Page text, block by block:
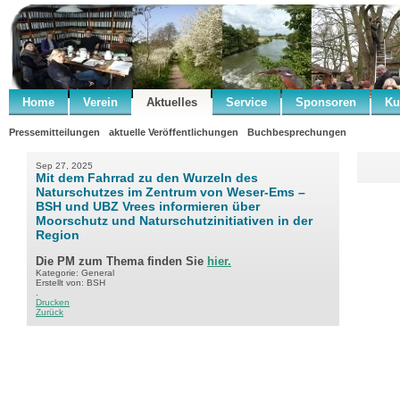
Home Verein Aktuelles Service Sponsoren
Pressemitteilungen aktuelle Veröffentlichungen Buchbesprechungen
Sep 27, 2025
Mit dem Fahrrad zu den Wurzeln des
Naturschutzes im Zentrum von Weser-Ems –
BSH und UBZ Vrees informieren über
Moorschutz und Naturschutzinitiativen in der
Region
Die PM zum Thema finden Sie hier.
Kategorie: General
Erstellt von: BSH
Drucken
Zurück